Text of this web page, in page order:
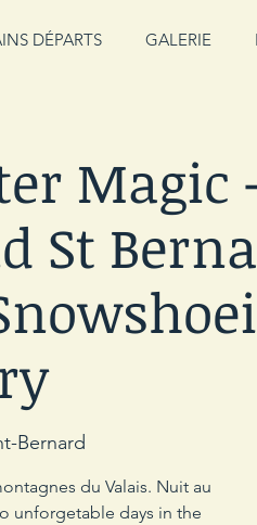
DÉPARTS GALERIE
Magic
St
Bernard
du Valais. Nuit au
unforgetable days in the